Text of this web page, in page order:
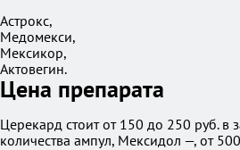
Астрокс,
Медомекси,
Мексикор,
Актовегин.
Цена препарата
Церекард стоит от 150 до 250 руб. в
количества ампул, Мексидол —, от